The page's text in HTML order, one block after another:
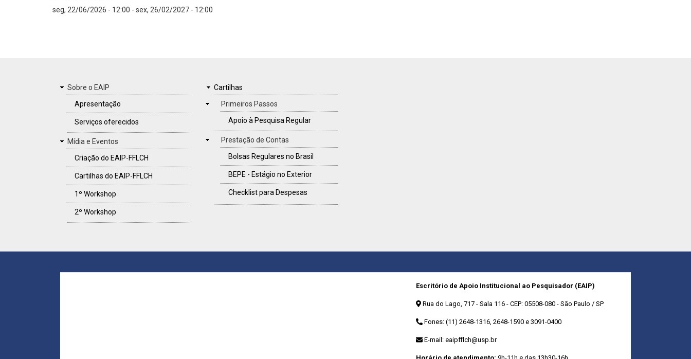
seg, 22/06/2026 - 12:00 - sex, 26/02/2027 - 12:00
MENU
DO
RODAPÉ
Sobre o EAIP
Apresentação
Serviços oferecidos
Mídia e Eventos
Criação do EAIP-FFLCH
Cartilhas do EAIP-FFLCH
1º Workshop
2º Workshop
CARTILHAS
Cartilhas
Primeiros Passos
Apoio à Pesquisa Regular
Prestação de Contas
Bolsas Regulares no Brasil
BEPE - Estágio no Exterior
Checklist para Despesas
Escritório de Apoio Institucional ao Pesquisador (EAIP)
Rua do Lago, 717 - Sala 116 - CEP: 05508-080 - São Paulo / SP
Fones: (11) 2648-1316, 2648-1590 e 3091-0400
E-mail: eaipfflch@usp.br